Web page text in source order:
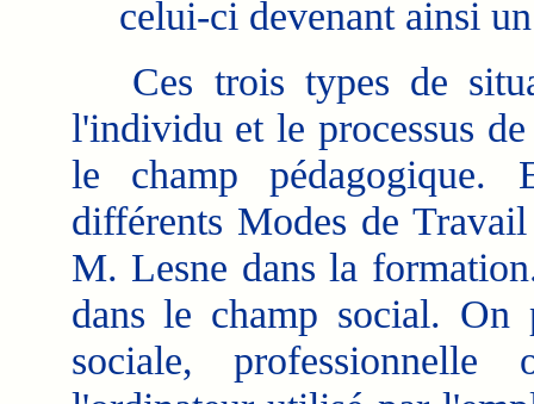
celui-ci devenant ainsi
Ces trois types de
l'individu et le processus
le champ pédagogique.
différents Modes de
M. Lesne dans la
dans le champ social.
sociale,